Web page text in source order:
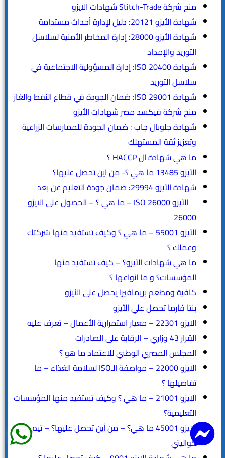
منح شركة Stitch-Trade شهادات الايزو
شهادة الأيزو 20121: دليل لإدارة أحداث مستدامة
شهادة الأيزو 28000: إدارة المخاطر الأمنية لسلاسل
التوريد والإمداد
شهادة ISO 20400: إدارة المسؤولية الاجتماعية في
سلاسل التوريد
شهادة ISO 29001: ضمان الجودة في قطاع النفط والغاز
منح شركة فيكسد مصر شهادات الأيزو
شهادة جلوبال جاب : ضمان الجودة للممارسات الزراعية
وتعزيز ثقة المستهلك
ما هي شهادة ال HACCP ؟
الأيزو 13485 ما هي ؟- من اين تحصل عليها؟
شهادة الأيزو 29994: ضمان جودة التعليم عن بعد
الأيزو ISO 26000 – ما هي ؟ – الحصول على الايزو
26000
الأيزو 55001 – ما هي ؟ وكيف تستفيد منها شركتك
وعملك ؟
ما هي شهادات الأيزو؟ – كيف تستفيد منها
المؤسسات؟ و ما انواعها ؟
كافية ومطعم بريمافيرا يحصل على الأيزو
بنتا فارما تحصل علي الأيزو
الايزو 22301 – معيار استمرارية الأعمال – تعرف عليه
القرار 43 وزاري – الرقابة على الصادرات
المجلس المصري الوطني للاعتماد ما هو ؟
الايزو 22000 – مواصفة الـISO لسلامة الغذاء – ما
تفاصيلها ؟
الايزو 21001 – ما هي ؟ وكيف تستفيد منها المؤسسات
التعليمية؟
الايزو 45001 ما هي؟ – من أين تحصل عليها؟ – تيم
كواليتي